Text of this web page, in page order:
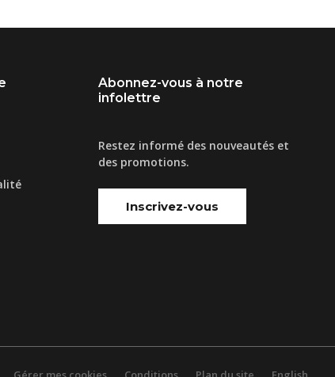
Abonnez-vous à notre
infolettre
Restez informé des nouveautés et
des promotions.
Inscrivez-vous